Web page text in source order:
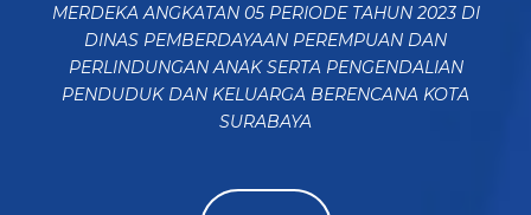
MERDEKA ANGKATAN 05 PERIODE TAHUN 2023 DI
DINAS PEMBERDAYAAN PEREMPUAN DAN
PERLINDUNGAN ANAK SERTA PENGENDALIAN
PENDUDUK DAN KELUARGA BERENCANA KOTA
SURABAYA